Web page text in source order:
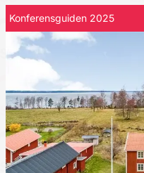
Konferensguiden 2025